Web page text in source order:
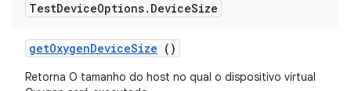
TestDeviceOptions. DeviceSize
getOxygenDeviceSize ()
Retorna O tamanho do host no qual o dispositivo virtual